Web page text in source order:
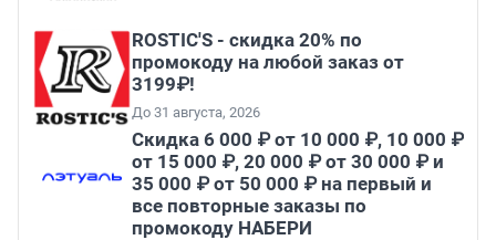
ROSTIC'S - скидка 20% по
промокоду на любой заказ от
3199₽!
До 31 августа, 2026
Скидка 6 000 ₽ от 10 000 ₽, 10 000 ₽
от 15 000 ₽, 20 000 ₽ от 30 000 ₽ и
35 000 ₽ от 50 000 ₽ на первый и
все повторные заказы по
промокоду НАБЕРИ